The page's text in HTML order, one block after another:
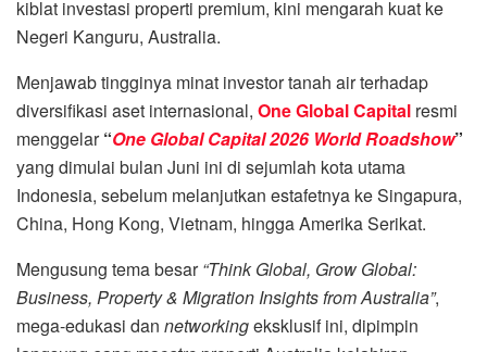
kiblat investasi properti premium, kini mengarah kuat ke
Negeri Kanguru, Australia.
Menjawab tingginya minat investor tanah air terhadap
diversifikasi aset internasional, One Global Capital resmi
menggelar“One Global Capital 2026 World Roadshow”
yang dimulai bulan Juni ini di sejumlah kota utama
Indonesia, sebelum melanjutkan estafetnya ke Singapura,
China, Hong Kong, Vietnam, hingga Amerika Serikat.
Mengusung tema besar“Think Global, Grow Global:
Business, Property & Migration Insights from Australia”,
mega-edukasi dan networkingeksklusif ini, dipimpin